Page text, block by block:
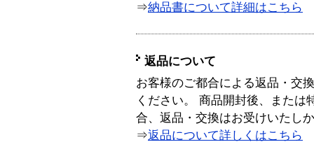
⇒納品書について詳細はこちら
返品について
お客様のご都合による返品・交
ください。 商品開封後、または
合、返品・交換はお受けいたし
⇒返品について詳しくはこちら